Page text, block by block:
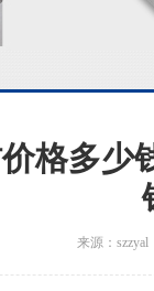
格多少
来源：